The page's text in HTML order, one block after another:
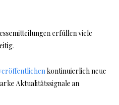
erfüllen viele
kontinuierlich neue
Aktualitätssignale an